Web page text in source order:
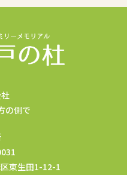
の側で
東生田1-12-1